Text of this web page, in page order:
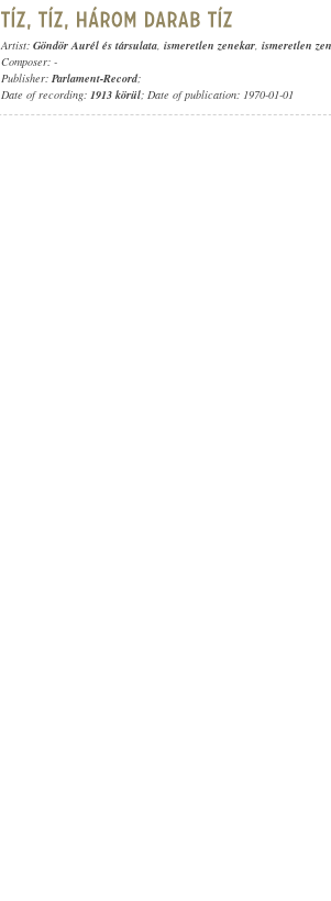
Artist: Göndör Aurél és társulata, ismeretlen zenekar, ismeretlen
Composer: -
Publisher: Parlament-Record;
Date of recording: 1913 körül; Date of publication: 1970-01-01